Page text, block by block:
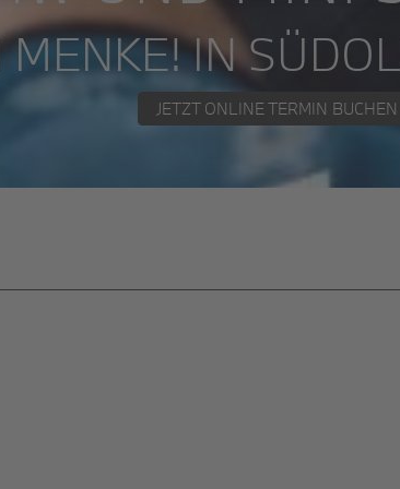
MENKE! IN
JETZT ONLINE TERMIN BUCHEN